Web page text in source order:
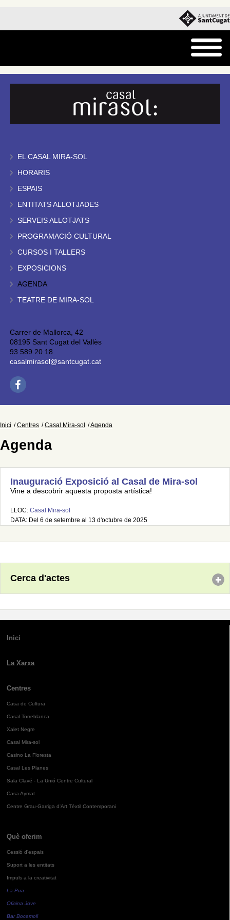
EL CASAL MIRA-SOL
HORARIS
ESPAIS
ENTITATS ALLOTJADES
SERVEIS ALLOTJATS
PROGRAMACIÓ CULTURAL
CURSOS I TALLERS
EXPOSICIONS
AGENDA
TEATRE DE MIRA-SOL
Carrer de Mallorca, 42
08195 Sant Cugat del Vallès
93 589 20 18
casalmirasol@santcugat.cat
Inici Centres Casal Mira-sol Agenda
Agenda
Inauguració Exposició al Casal de Mira-sol
Vine a descobrir aquesta proposta artística!
LLOC: Casal Mira-sol
DATA: Del 6 de setembre al 13 d'octubre de 2025
Cerca d'actes
Inici
La Xarxa
Centres
Casa de Cultura
Casal Torreblanca
Xalet Negre
Casal Mira-sol
Casino La Floresta
Casal Les Planes
Sala Clavé - La Unió Centre Cultural
Casa Aymat
Centre Grau-Garriga d'Art Tèxtil Contemporani
Què oferim
Cessió d'espais
Suport a les entitats
Impuls a la creativitat
La Pua
Oficina Jove
Bar Bocamoll